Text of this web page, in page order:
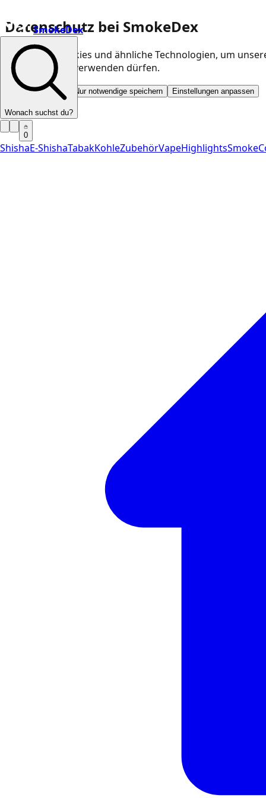
Datenschutz bei SmokeDex
Wir nutzen Cookies und ähnliche Technologien, um
Kategorien wir verwenden dürfen.
Alle akzeptieren Nur notwendige speichern Einstellungen anpassen
SmokeDex
Wonach suchst du?
0
ShishaE-ShishaTabakKohleZubehörVapeHighlights